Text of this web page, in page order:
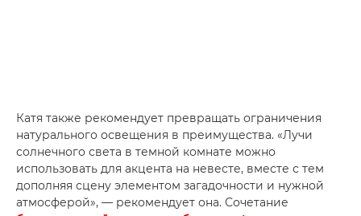
Катя также рекомендует превращать ограничения
натурального освещения в преимущества. «Лучи
солнечного света в темной комнате можно
использовать для акцента на невесте, вместе с тем
дополняя сцену элементом загадочности и нужной
атмосферой», — рекомендует она. Сочетание